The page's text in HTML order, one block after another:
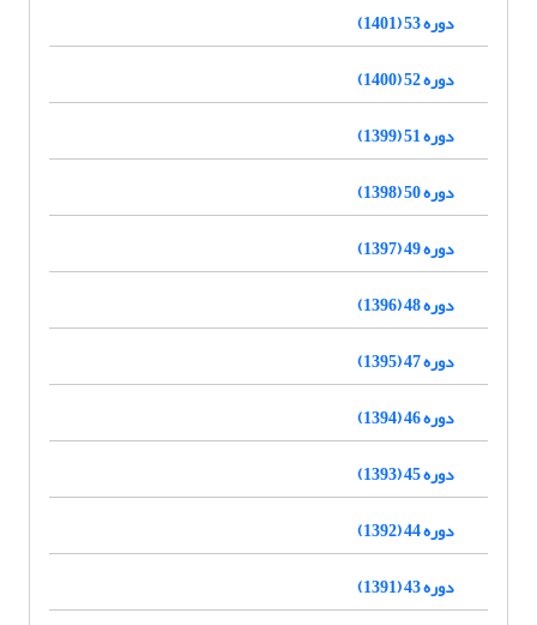
دوره 53 (1401)
دوره 52 (1400)
دوره 51 (1399)
دوره 50 (1398)
دوره 49 (1397)
دوره 48 (1396)
دوره 47 (1395)
دوره 46 (1394)
دوره 45 (1393)
دوره 44 (1392)
دوره 43 (1391)